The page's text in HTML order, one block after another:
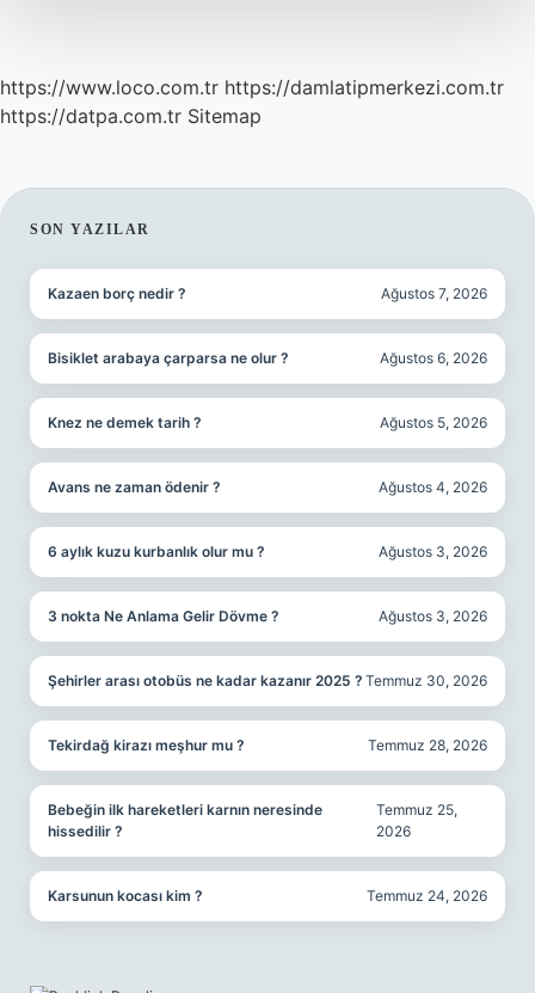
https://www.loco.com.tr https://damlatipmerkezi.com.tr
https://datpa.com.tr Sitemap
SIDEBAR
SON YAZILAR
Kazaen borç nedir ? Ağustos 7, 2026
Bisiklet arabaya çarparsa ne olur ? Ağustos 6, 2026
Knez ne demek tarih ? Ağustos 5, 2026
Avans ne zaman ödenir ? Ağustos 4, 2026
6 aylık kuzu kurbanlık olur mu ? Ağustos 3, 2026
3 nokta Ne Anlama Gelir Dövme ? Ağustos 3, 2026
Şehirler arası otobüs ne kadar kazanır 2025 ? Temmuz 30, 2026
Tekirdağ kirazı meşhur mu ? Temmuz 28, 2026
Bebeğin ilk hareketleri karnın neresinde
hissedilir ?
Temmuz 25,
2026
Karsunun kocası kim ? Temmuz 24, 2026